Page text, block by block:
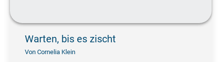
Warten, bis es zischt
Von Cornelia Klein